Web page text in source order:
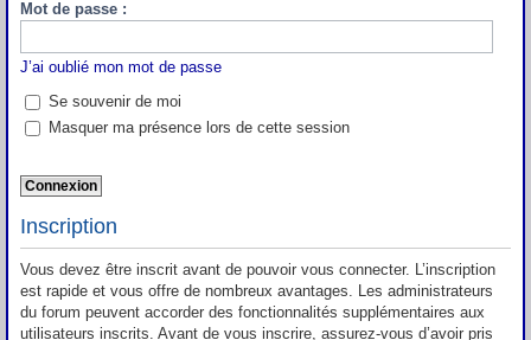
Mot de passe :
J’ai oublié mon mot de passe
Se souvenir de moi
Masquer ma présence lors de cette session
Inscription
Vous devez être inscrit avant de pouvoir vous connecter. L’inscription
est rapide et vous offre de nombreux avantages. Les administrateurs
du forum peuvent accorder des fonctionnalités supplémentaires aux
utilisateurs inscrits. Avant de vous inscrire, assurez-vous d’avoir pris